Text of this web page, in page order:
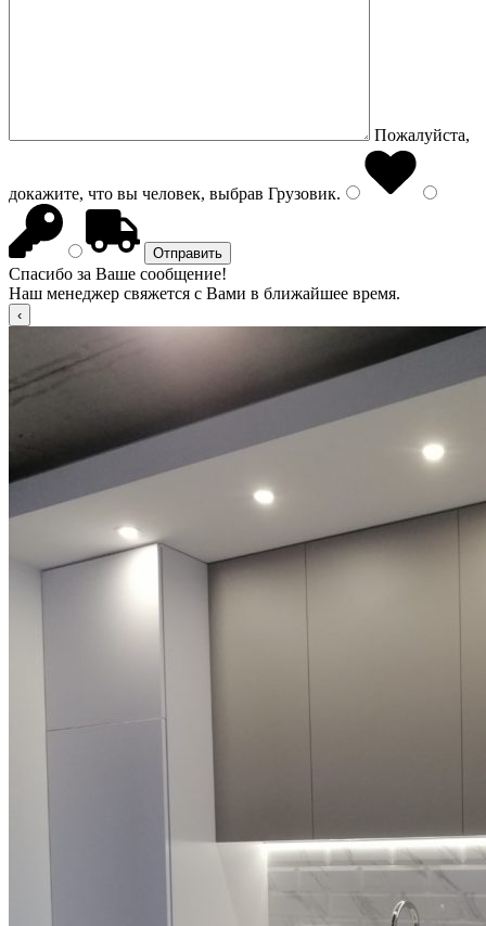
Пожалуйста,
докажите, что вы человек, выбрав Грузовик.
Спасибо за Ваше сообщение!
Наш менеджер свяжется с Вами в ближайшее время.